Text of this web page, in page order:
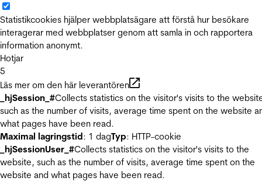
Statistikcookies hjälper webbplatsägare att förstå hur besökare
interagerar med webbplatser genom att samla in och rapportera
information anonymt.
Hotjar
5
Läs mer om den här leverantören
_hjSession_#Collects statistics on the visitor's visits to the
such as the number of visits, average time spent on the website
what pages have been read.
Maximal lagringstid: 1 dagTyp: HTTP-cookie
_hjSessionUser_#Collects statistics on the visitor's visits to the
website, such as the number of visits, average time spent on the
website and what pages have been read.